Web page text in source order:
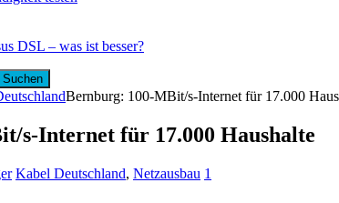
DSL – was ist besser?
Bernburg: 100-MBit/s-Internet für 17.000
s-Internet für 17.000 Haushalte
Kabel Deutschland, Netzausbau 1